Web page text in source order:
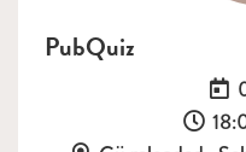
PubQuiz